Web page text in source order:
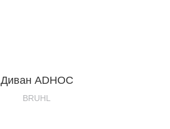
Диван ADHOC
BRUHL